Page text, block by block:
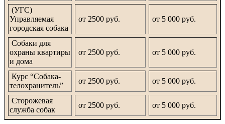
(УГС)
Управляемая
городская собака
от 2500 руб. от 5 000 руб.
Собаки для
охраны квартиры
и дома
от 2500 руб. от 5 000 руб.
Курс “Собака-
телохранитель”
от 2500 руб. от 5 000 руб.
Сторожевая
служба собак
от 2500 руб. от 5 000 руб.